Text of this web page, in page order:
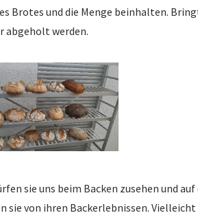
Brotes und die Menge beinhalten.
abgeholt werden.
sie uns beim Backen zusehen und
sie von ihren Backerlebnissen.